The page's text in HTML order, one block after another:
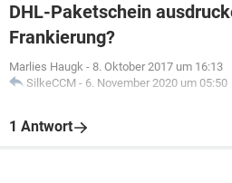
DHL-Paketschein
Frankierung?
Marlies Haugk - 8. Oktober 2017 um 16:13
SilkeCCM - 6. November 2020 um 05:50
1 Antwort